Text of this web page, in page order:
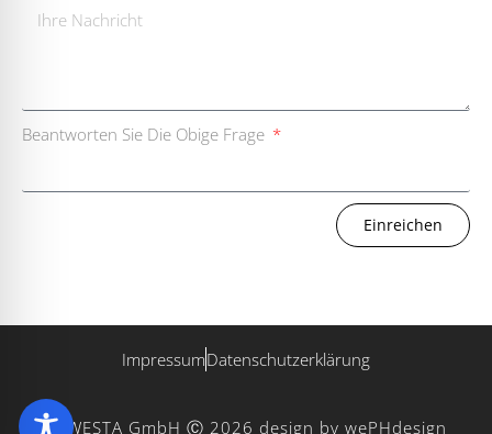
Beantworten Sie Die Obige Frage
Einreichen
WESTA GmbH Ⓒ 2026 design by wePHdesign
ImpressumDatenschutzerklärung